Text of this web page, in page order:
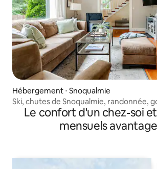
Hébergement ⋅ Snoqualmie
Ski, chutes de Snoqualmie, randonnée,
casino
Le confort d'un chez-soi
mensuels